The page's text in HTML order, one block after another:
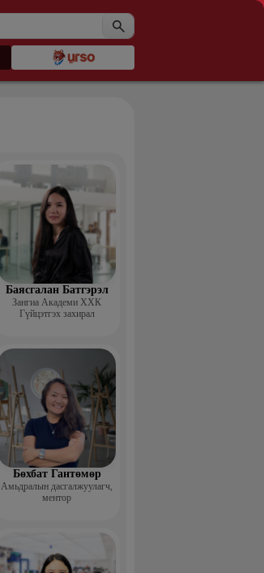
Баясгалан Батгэрэл
Зангиа Академи ХХК
Гүйцэтгэх захирал
Бөхбат Гантөмөр
Амьдралын дасгалжуулагч,
ментор